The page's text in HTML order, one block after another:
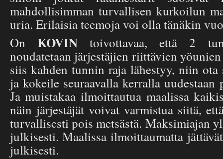
mahdollisimman turvallisen kurkoilun
uria. Erilaisia teemoja voi olla tänäkin
On KOVINtoivottavaa, että 2
noudatetaan järjestäjien riittävien
siis kahden tunnin raja lähestyy, niin
ja kokeile seuraavalla kerralla uudestaan
Ja muistakaa ilmoittautua maalissa
näin järjestäjät voivat varmistua siitä,
turvallisesti pois metsästä. Maksimiajan
julkisesti. Maalissa ilmoittaumatta
julkisesti.